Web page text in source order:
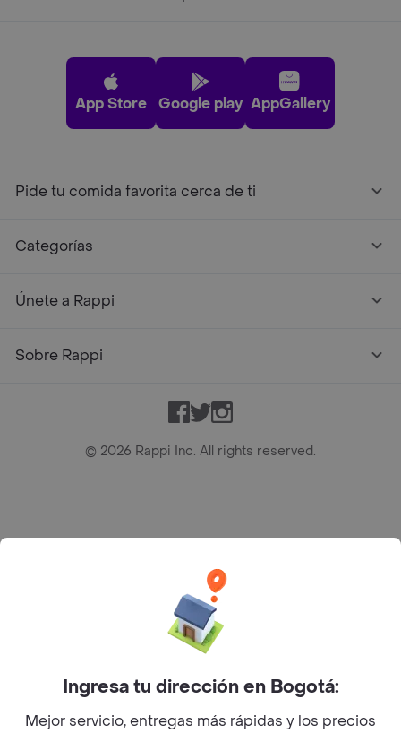
App Store Google play AppGallery
Pide tu comida favorita cerca de ti
Categorías
Únete a Rappi
Sobre Rappi
Facebook
TwitterInstagram
© 2026 Rappi Inc. All rights reserved.
Bogotá D.C. --- notificacionesrappi@rappi.com
Ingresa tu dirección en Bogotá:
Mejor servicio, entregas más rápidas y los precios